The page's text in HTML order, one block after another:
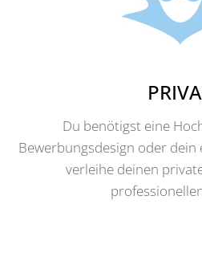
Du benötigst eine
Bewerbungsdesign oder dein
verleihe deinen